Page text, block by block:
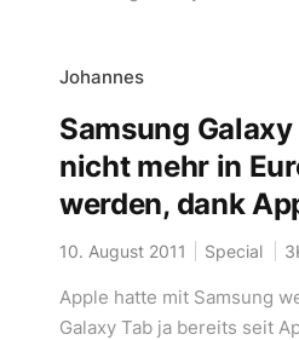
Johannes
Samsung
nicht mehr in
werden, dank
10. August 2011 Special
Apple hatte mit Samsung
Galaxy Tab ja bereits seit